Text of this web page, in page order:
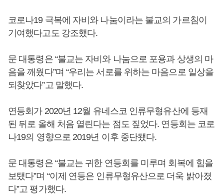
코로나19 극복에 자비와 나눔이라는 불교의 가르침이
기여했다고도 강조했다.
문 대통령은 “불교는 자비와 나눔으로 포용과 상생의 마
음을 깨웠다”며 “우리는 서로를 위하는 마음으로 일상을
되찾았다”고 말했다.
연등회가 2020년 12월 유네스코 인류무형유산에 등재
된 뒤로 올해 처음 열린다는 점도 짚었다. 연등회는 코로
나19의 영향으로 2019년 이후 중단됐다.
문 대통령은 “불교는 귀한 연등회를 미루며 회복에 힘을
보탰다”며 “이제 연등은 인류무형유산으로 더욱 밝아졌
다”고 평가했다.